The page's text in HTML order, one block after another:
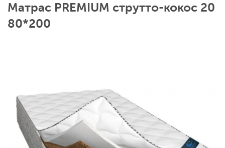
Матрас PREMIUM струтто-кокос 20
80*200